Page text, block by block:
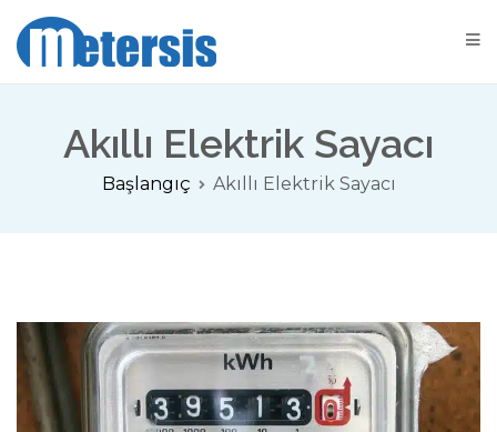
Akıllı Elektrik Sayacı
Başlangıç Akıllı Elektrik Sayacı